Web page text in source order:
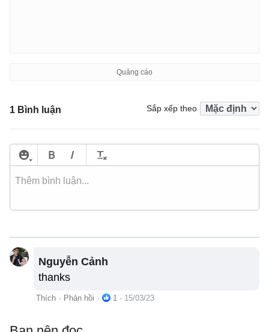
1 Bình luận Sắp xếp theo
Nguyễn Cảnh
thanks
Thích · Phản hồi · 1 · 15/03/23